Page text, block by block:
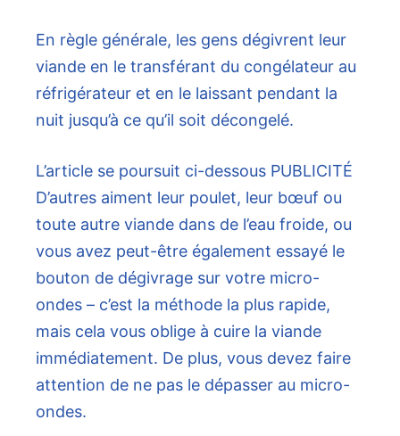
En règle générale, les gens dégivrent leur
viande en le transférant du congélateur au
réfrigérateur et en le laissant pendant la
nuit jusqu’à ce qu’il soit décongelé.
L’article se poursuit ci-dessous PUBLICITÉ
D’autres aiment leur poulet, leur bœuf ou
toute autre viande dans de l’eau froide, ou
vous avez peut-être également essayé le
bouton de dégivrage sur votre micro-
ondes – c’est la méthode la plus rapide,
mais cela vous oblige à cuire la viande
immédiatement. De plus, vous devez faire
attention de ne pas le dépasser au micro-
ondes.